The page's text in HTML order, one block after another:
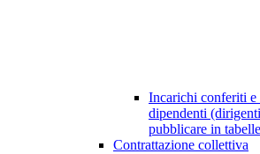
Incarichi conferiti e
dipendenti
pubblicare in
Contrattazione collettiva